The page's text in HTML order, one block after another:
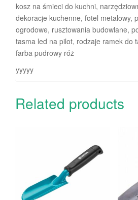
kosz na śmieci do kuchni,
dekoracje kuchenne, fotel metalowy,
ogrodowe, rusztowania budowlane,
tasma led na pilot, rodzaje ramek do
farba pudrowy róż
yyyyy
Related products